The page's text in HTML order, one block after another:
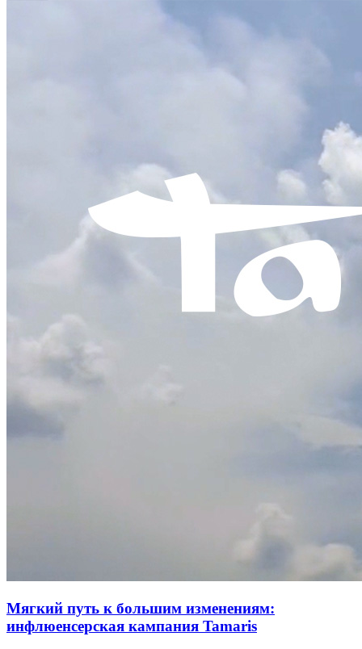
Мягкий путь к большим изменениям:
инфлюенсерская кампания Tamaris